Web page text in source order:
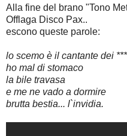
Alla fine del brano "Tono
Offlaga Disco Pax..
escono queste parole:
lo scemo è il cantante dei
ho mal di stomaco
la bile travasa
e me ne vado a dormire
brutta bestia... l`invidia.